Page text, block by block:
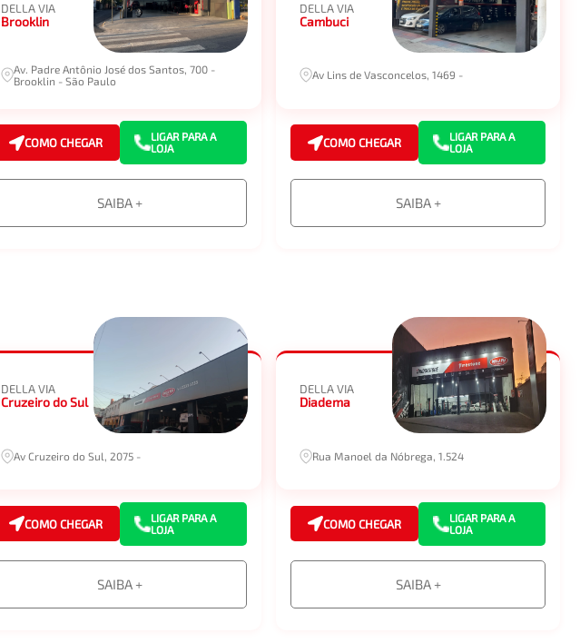
DELLA VIA
Brooklin
Av. Padre Antônio José dos Santos, 700 -
Brooklin - São Paulo
COMO CHEGAR
LIGAR PARA A
LOJA
SAIBA +
DELLA VIA
Cambuci
Av Lins de Vasconcelos, 1469 -
COMO CHEGAR
LIGAR PARA A
LOJA
SAIBA +
DELLA VIA
Cruzeiro do Sul
Av Cruzeiro do Sul, 2075 -
COMO CHEGAR
LIGAR PARA A
LOJA
SAIBA +
DELLA VIA
Diadema
Rua Manoel da Nóbrega, 1.524
COMO CHEGAR
LIGAR PARA A
LOJA
SAIBA +